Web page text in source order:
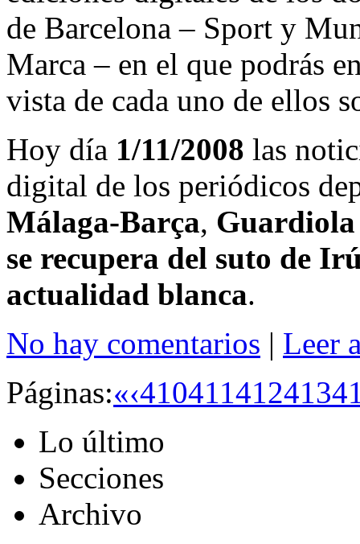
de Barcelona – Sport y
Marca – en el que podrás
vista de cada uno de ellos
Hoy día 1/11/2008 las
digital de los periódicos
Málaga-Barça, Guardiola
se recupera del suto de
actualidad blanca.
No hay comentarios | Leer
Páginas:«‹410411412413
Lo último
Secciones
Archivo